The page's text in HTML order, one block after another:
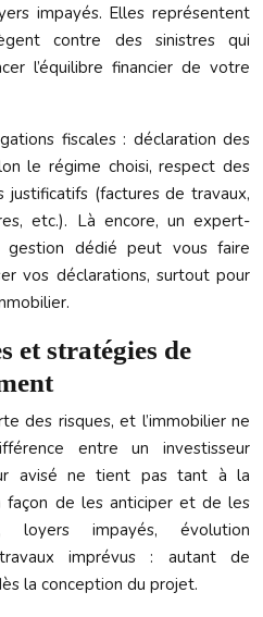
impayés. Elles représentent
contre des sinistres qui
l’équilibre financier de votre
fiscales : déclaration des
le régime choisi, respect des
justificatifs (factures de travaux,
etc.). Là encore, un expert-
dédié peut vous faire
vos déclarations, surtout pour
et stratégies de
des risques, et l’immobilier ne
entre un investisseur
avisé ne tient pas tant à la
façon de les anticiper et de les
loyers impayés, évolution
imprévus : autant de
la conception du projet.